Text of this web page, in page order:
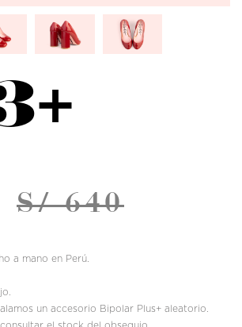
S/ 640
a mano en Perú.
un accesorio Bipolar Plus+ aleatorio.